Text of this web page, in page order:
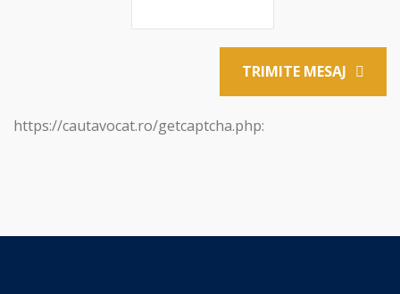
TRIMITE MESAJ
https://cautavocat.ro/getcaptcha.php: